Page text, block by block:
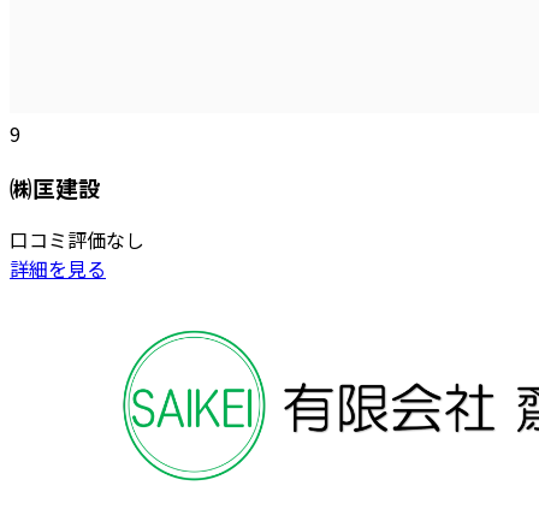
9
㈱匡建設
口コミ評価なし
詳細を見る